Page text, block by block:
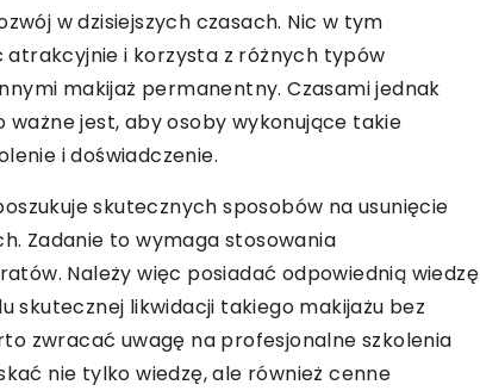
w dzisiejszych czasach. Nic w tym
i korzysta z różnych typów
makijaż permanentny. Czasami jednak
ważne jest, aby osoby wykonujące takie
i doświadczenie.
skutecznych sposobów na usunięcie
Zadanie to wymaga stosowania
Należy więc posiadać odpowiednią wiedzę
likwidacji takiego makijażu bez
zwracać uwagę na profesjonalne szkolenia
nie tylko wiedzę, ale również cenne